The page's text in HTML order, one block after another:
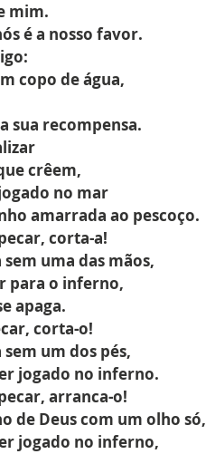
mim.
é a nosso favor.
copo de água,
sua recompensa.
crêem,
no mar
amarrada ao pescoço.
corta-a!
uma das mãos,
para o inferno,
apaga.
corta-o!
um dos pés,
jogado no inferno.
arranca-o!
de Deus com um olho só,
jogado no inferno,